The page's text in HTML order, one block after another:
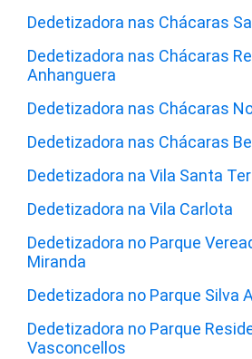
Dedetizadora nas Chácaras
Dedetizadora nas Chácaras
Anhanguera
Dedetizadora nas Chácaras
Dedetizadora nas Chácaras
Dedetizadora na Vila Santa
Dedetizadora na Vila Carlota
Dedetizadora no Parque
Miranda
Dedetizadora no Parque Silva
Dedetizadora no Parque
Vasconcellos